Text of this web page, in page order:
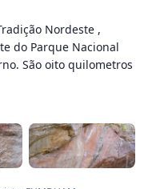
Nordeste ,
do Parque Nacional
São oito quilometros